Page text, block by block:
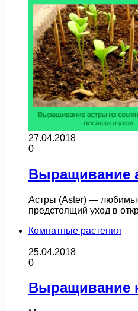
27.04.2018
0
Выращивание
Астры (Aster) —
предстоящий уход в
Комнатные растения
25.04.2018
0
Выращивание